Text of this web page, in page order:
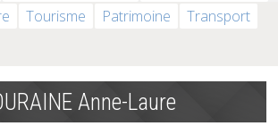
Tourisme Patrimoine Transport
Anne-Laure